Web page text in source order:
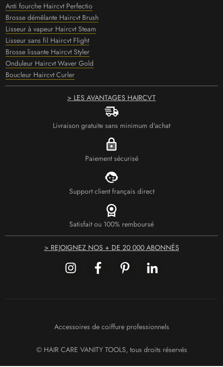
Anti fourche Haircvt Perfectio
Brosse démêlante Haircvt Brush
Lisseur à vapeur Haircvt Steam
Lisseur sans fil Haircvt Flight
Brosse lissante Haircvt Styler
Onduleur Haircvt Waver Gold
Boucleur Haircvt Curler
> LES AVANTAGES HAIRCVT
Livraison gratuite sans minimum d'achat
Paiement sécurisé
Support client français direct
Satisfait ou 100% remboursé
> REJOIGNEZ NOS + DE 20 000 ABONNÉS
Accessoires de coiffure professionnels
© HAIR CARE VANITY TOOLS, tous droits réservés